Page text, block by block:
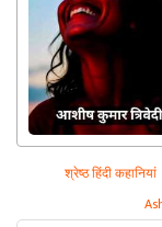
श्रेष्ठ हिंदी कहानियां